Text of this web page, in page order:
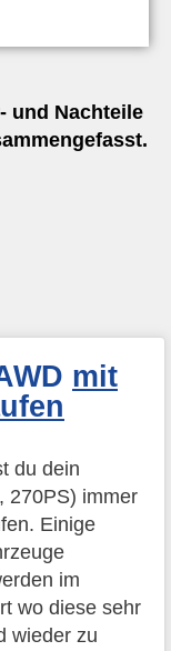
und Nachteile
mit
du dein
270PS) immer
Einige
im
wo diese sehr
wieder zu